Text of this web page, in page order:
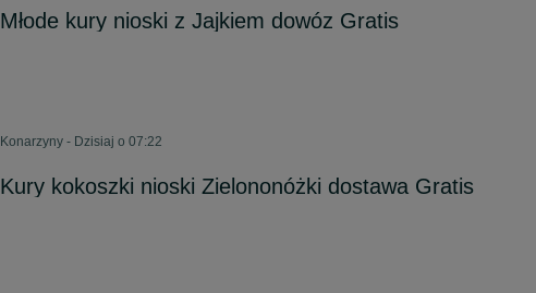
Młode kury nioski z Jajkiem dowóz Gratis
Konarzyny - Dzisiaj o 07:22
Kury kokoszki nioski Zielononóżki dostawa Gratis